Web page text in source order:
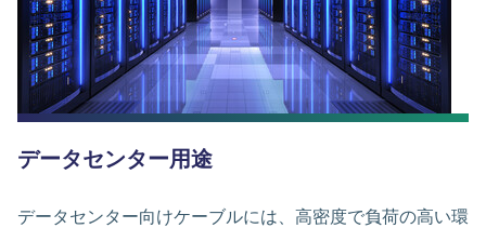
データセンター用途
データセンター向けケーブルには、高密度で負荷の高い環